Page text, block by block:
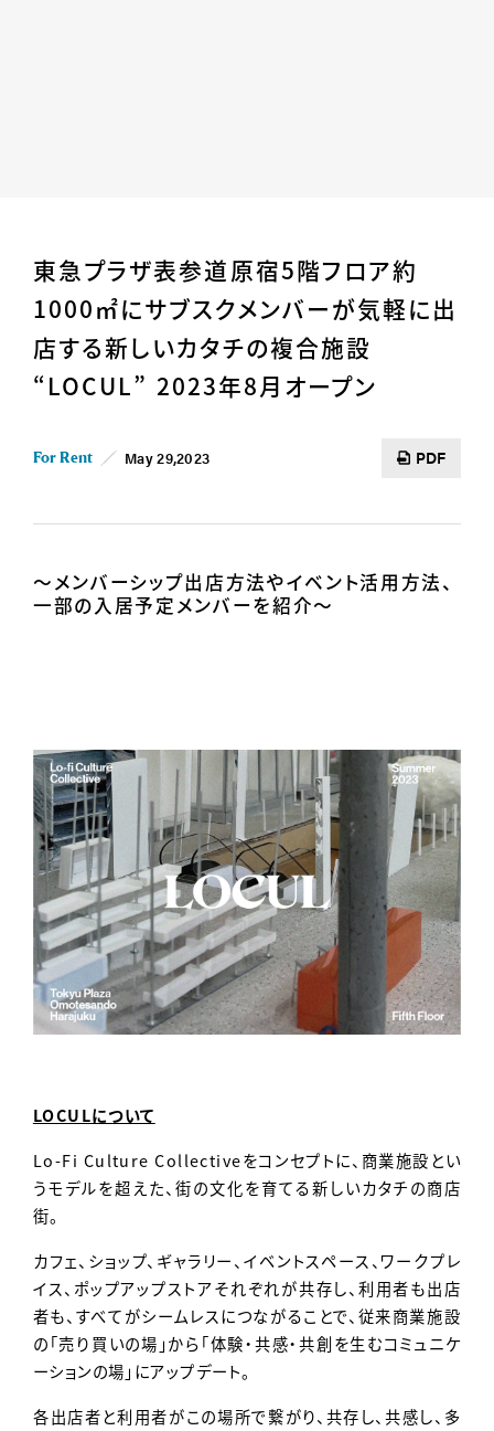
東急プラザ表参道原宿5階フロア約
1000㎡にサブスクメンバーが気軽に出
店する新しいカタチの複合施設
“LOCUL” 2023年8月オープン
For Rent May 29,2023 PDF
～メンバーシップ出店方法やイベント活用方法、
一部の入居予定メンバーを紹介～
LOCULについて
Lo-Fi Culture Collectiveをコンセプトに、商業施設とい
うモデルを超えた、街の文化を育てる新しいカタチの商店
街。
カフェ、ショップ、ギャラリー、イベントスペース、ワークプレ
イス、ポップアップストアそれぞれが共存し、利用者も出店
者も、すべてがシームレスにつながることで、従来商業施設
の「売り買いの場」から「体験・共感・共創を生むコミュニケ
ーションの場」にアップデート。
各出店者と利用者がこの場所で繋がり、共存し、共感し、多
Business
For Owner
Works
Company
Career/Recruit
Movies
IR